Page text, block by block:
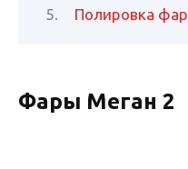
Полировка фар
Фары Меган 2